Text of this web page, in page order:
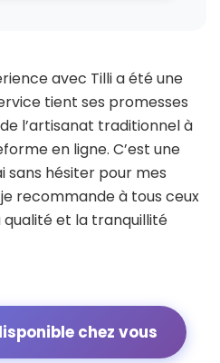
avec Tilli a été une
tient ses promesses
l’artisanat traditionnel à
en ligne. C’est une
sans hésiter pour mes
recommande à tous ceux
et la tranquillité
chez vous